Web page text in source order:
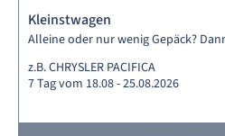
Kleinstwagen
Alleine oder nur wenig Gepäck?
z.B. CHRYSLER PACIFICA
7 Tag vom 18.08 - 25.08.2026